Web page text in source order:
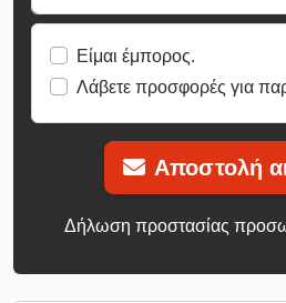
Είμαι έμπορος.
Λάβετε προσφορές για
Αποστολή
Δήλωση προστασίας